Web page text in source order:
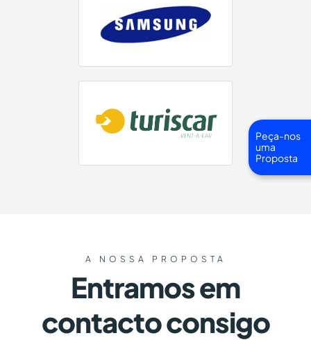
A NOSSA PROPOSTA
Entramos em
contacto consigo
Peça-nos
uma
Proposta